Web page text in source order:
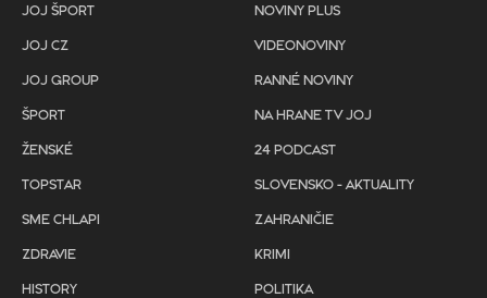
JOJ ŠPORT
JOJ CZ
JOJ GROUP
ŠPORT
ŽENSKÉ
TOPSTAR
SME CHLAPI
ZDRAVIE
HISTORY
NOVINY PLUS
VIDEONOVINY
RANNÉ NOVINY
NA HRANE TV JOJ
24 PODCAST
SLOVENSKO - AKTUALITY
ZAHRANIČIE
KRIMI
POLITIKA